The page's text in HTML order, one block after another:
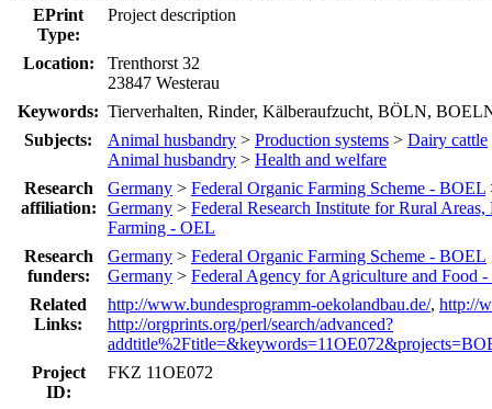
EPrint
Type:
Project description
Location:
Trenthorst 32
23847 Westerau
Keywords: Tierverhalten, Rinder, Kälberaufzucht, BÖLN,
Subjects:
Animal husbandry > Production systems > Dairy cattle
Animal husbandry > Health and welfare
Research
affiliation:
Germany > Federal Organic Farming Scheme - BOEL
Germany > Federal Research Institute for Rural
Farming - OEL
Research
funders:
Germany > Federal Organic Farming Scheme - BOEL
Germany > Federal Agency for Agriculture and Food
Related
Links:
http://www.bundesprogramm-oekolandbau.de/, http://
http://orgprints.org/perl/search/advanced?
Project
ID:
FKZ 11OE072